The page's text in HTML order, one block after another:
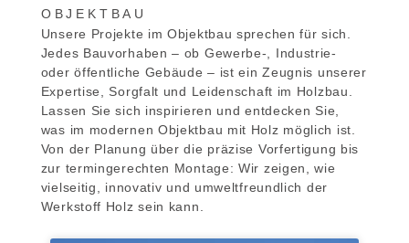
OBJEKTBAU
Unsere Projekte im Objektbau sprechen für sich.
Jedes Bauvorhaben – ob Gewerbe-, Industrie-
oder öffentliche Gebäude – ist ein Zeugnis unserer
Expertise, Sorgfalt und Leidenschaft im Holzbau.
Lassen Sie sich inspirieren und entdecken Sie,
was im modernen Objektbau mit Holz möglich ist.
Von der Planung über die präzise Vorfertigung bis
zur termingerechten Montage: Wir zeigen, wie
vielseitig, innovativ und umweltfreundlich der
Werkstoff Holz sein kann.